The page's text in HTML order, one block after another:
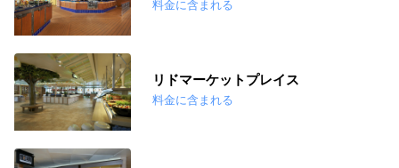
料金に含まれる
リドマーケットプレイス
料金に含まれる